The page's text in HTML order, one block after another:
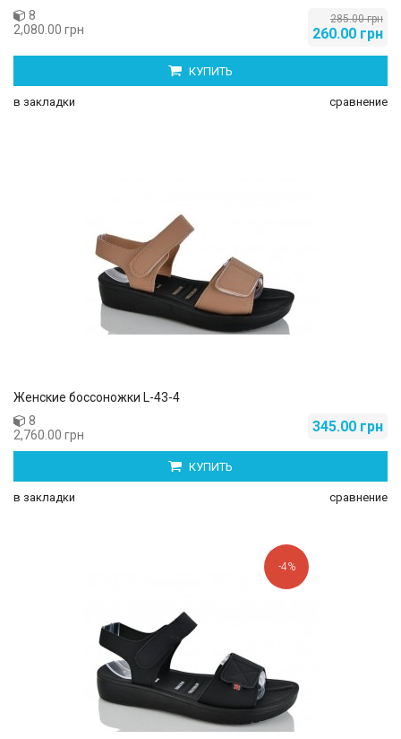
285.00 грн
260.00 грн
8
2,080.00 грн
КУПИТЬ
в закладки сравнение
Женские боссоножки L-43-4
345.00 грн
8
2,760.00 грн
КУПИТЬ
в закладки сравнение
-4%